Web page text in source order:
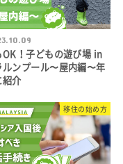
OK！子どもの遊び場 in
ルンプール〜屋内編〜年
紹介
移住の始め方